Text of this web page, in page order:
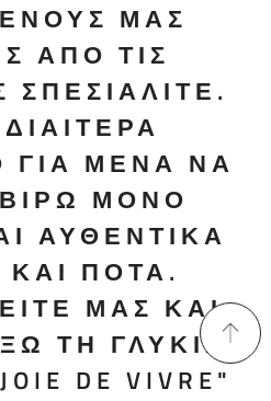
ΜΑΣ
ΑΠΌ ΤΙΣ
ΣΠΕΣΙΑΛΙΤΈ.
ΓΙΑ ΜΈΝΑ ΝΑ
ΜΌΝΟ
ΑΥΘΕΝΤΙΚΆ
ΠΟΤΆ.
ΜΑΣ ΚΑΙ
ΤΗ ΓΛΥΚΙΆ,
DE VIVRE"